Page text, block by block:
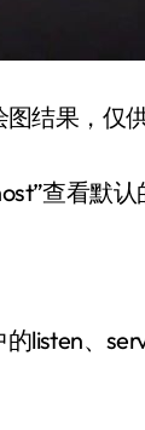
图结果，仅
查看默
listen、